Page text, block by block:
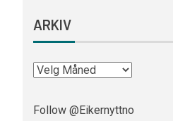
ARKIV
Follow @Eikernyttno